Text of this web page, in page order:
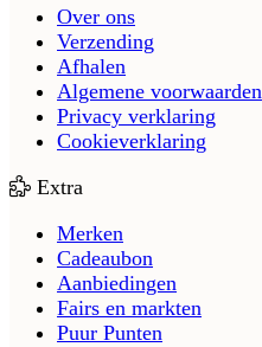
Over ons
Verzending
Afhalen
Algemene voorwaarden
Privacy verklaring
Cookieverklaring
Extra
Merken
Cadeaubon
Aanbiedingen
Fairs en markten
Puur Punten